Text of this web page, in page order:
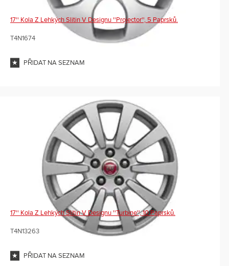
17'' Kola Z Lehkých Slitin V Designu ''Projector'', 5 Paprsků.
T4N1674
PŘIDAT NA SEZNAM
17'' Kola Z Lehkých Slitin V Designu ''Turbine'', 10 Paprsků.
T4N13263
PŘIDAT NA SEZNAM